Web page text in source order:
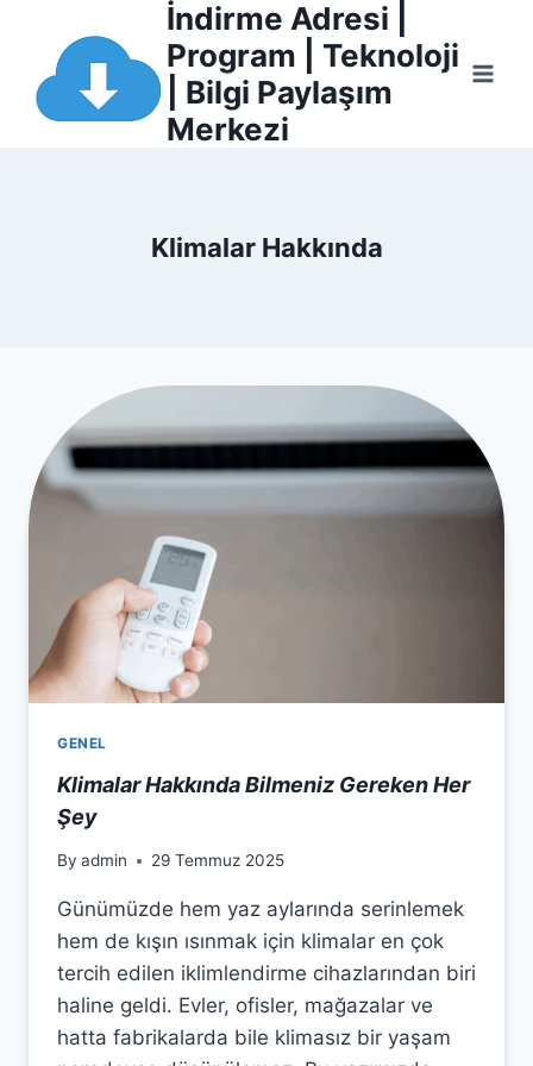
content
İndirme Adresi |
Program | Teknoloji
| Bilgi Paylaşım
Merkezi
Klimalar Hakkında
GENEL
Klimalar Hakkında Bilmeniz Gereken Her
Şey
By admin 29 Temmuz 2025
Günümüzde hem yaz aylarında serinlemek
hem de kışın ısınmak için klimalar en çok
tercih edilen iklimlendirme cihazlarından biri
haline geldi. Evler, ofisler, mağazalar ve
hatta fabrikalarda bile klimasız bir yaşam